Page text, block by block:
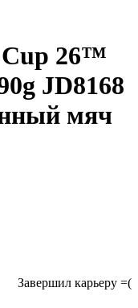
Cup 26™
JD8168
мяч